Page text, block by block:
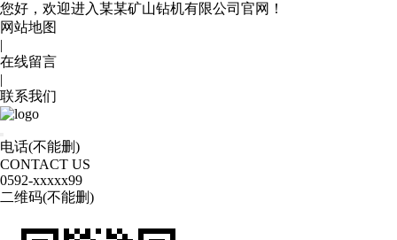
您好，欢迎进入某某矿山钻机有限公司官网！
网站地图
|
在线留言
|
联系我们
电话(不能删)
CONTACT US
0592-xxxxx99
二维码(不能删)